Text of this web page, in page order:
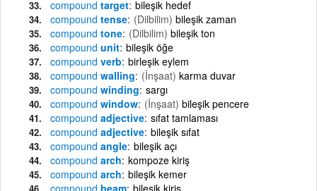
compound target bileşik hedef
compound tense (Dilbilim) bileşik zaman
compound tone (Dilbilim) bileşik ton
compound unit bileşik öğe
compound verb birleşik eylem
compound walling (İnşaat) karma duvar
compound winding sargı
compound window (İnşaat) bileşik pencere
compound adjective sıfat tamlaması
compound adjective bileşik sıfat
compound angle bileşik açı
compound arch kompoze kiriş
compound arch bileşik kemer
compound beam bileşik kiriş